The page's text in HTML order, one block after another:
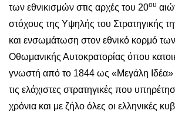
των εθνικισμών στις αρχές του 20ου
στόχους της Υψηλής του Στρατηγικής
και ενσωμάτωση στον εθνικό κορμό
Οθωμανικής Αυτοκρατορίας όπου
γνωστή από το 1844 ως «Μεγάλη Ιδέα»
τις ελάχιστες στρατηγικές που
χρόνια και με ζήλο όλες οι ελληνικές